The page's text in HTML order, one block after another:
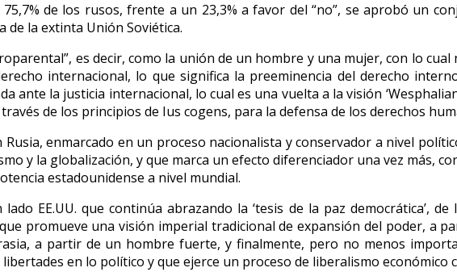
de los rusos, frente a un 23,3% a favor del “no”, se aprobó un
de la extinta Unión Soviética.
es decir, como la unión de un hombre y una mujer, con lo cual
internacional, lo que significa la preeminencia del derecho
la justicia internacional, lo cual es una vuelta a la visión
de los principios de Ius cogens, para la defensa de los derechos
enmarcado en un proceso nacionalista y conservador a nivel
y la globalización, y que marca un efecto diferenciador una vez más,
estadounidense a nivel mundial.
EE.UU. que continúa abrazando la ‘tesis de la paz democrática’,
promueve una visión imperial tradicional de expansión del poder, a
a partir de un hombre fuerte, y finalmente, pero no menos
en lo político y que ejerce un proceso de liberalismo económico